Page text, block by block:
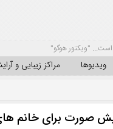
"ویکتور هوگو"
ویدیوها مراکز زیبایی و
برای خانم های 30